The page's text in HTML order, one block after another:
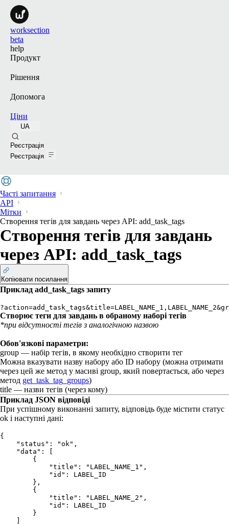
worksection
beta
help
Продукт
Рішення
Допомога
Ціни
UA
Реєстрація
Реєстрація
Часті запитання
API
Мітки
Створення тегів для завдань через API: add_task_tags
Створення тегів для завдань
через API: add_task_tags
Копіювати посилання
Приклад add_task_tags запиту
Створює теги для завдань в обраному наборі тегів
*при відсутності тегів з аналогічною назвою
Обов'язкові параметри:
group — набір тегів, в якому необхідно створити тег
Можна вказувати назву набору або ID набору (можна отримати
через цей же метод у масиві group, який повертається, або через
метод get_task_tag_groups)
title — назви тегів (через кому)
Приклад JSON відповіді
При успішному виконанні запиту, відповідь буде містити статус
ok і наступні дані:
{
    "status": "ok",
    "data": [
        {
            "title": "LABEL_NAME_1",
            "id": LABEL_ID
        },
        {
            "title": "LABEL_NAME_2",
            "id": LABEL_ID
        }